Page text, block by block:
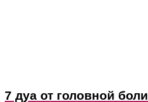
7 дуа от головной боли